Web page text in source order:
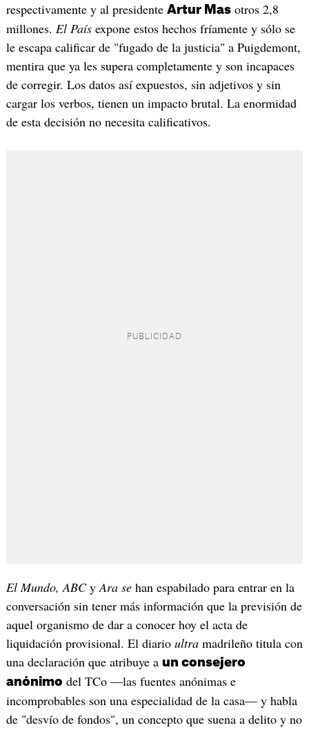
respectivamente y al presidente Artur Masotros 2,8
millones. El Paísexpone estos hechos fríamente y sólo se
le escapa calificar de "fugado de la justicia" a Puigdemont,
mentira que ya les supera completamente y son incapaces
de corregir. Los datos así expuestos, sin adjetivos y sin
cargar los verbos, tienen un impacto brutal. La enormidad
de esta decisión no necesita calificativos.
El Mundo, ABCyAra sehan espabilado para entrar en la
conversación sin tener más información que la previsión de
aquel organismo de dar a conocer hoy el acta de
liquidación provisional. El diario ultramadrileño titula con
una declaración que atribuye a un consejero
anónimo del TCo —las fuentes anónimas e
incomprobables son una especialidad de la casa— y habla
de "desvío de fondos", un concepto que suena a delito y no